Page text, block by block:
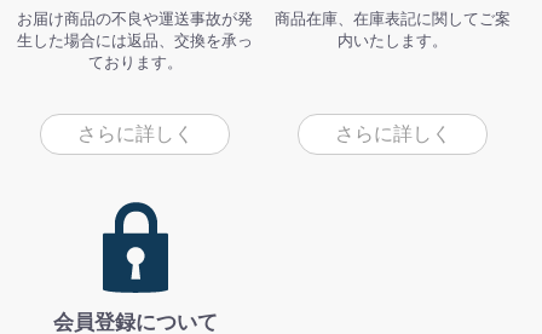
お届け商品の不良や運送事故が発
生した場合には返品、交換を承っ
ております。
さらに詳しく
商品在庫、在庫表記に関してご案
内いたします。
さらに詳しく
会員登録について